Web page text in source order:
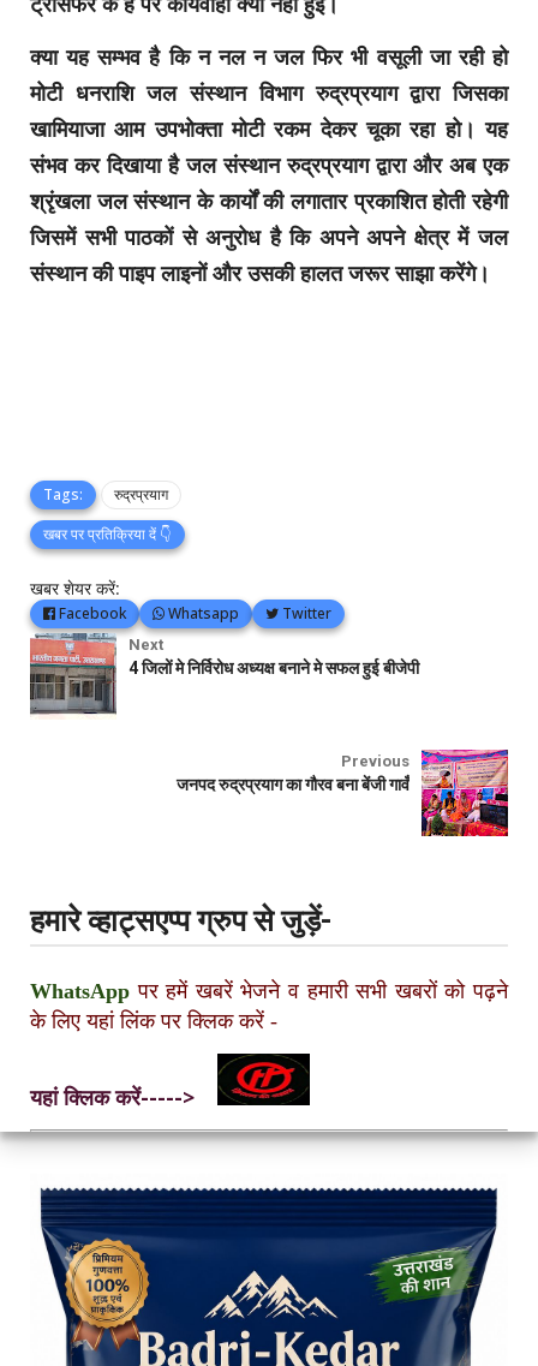
क्या यह सम्भव है कि न नल न जल फिर भी वसूली जा रही हो
मोटी धनराशि जल संस्थान विभाग रुद्रप्रयाग द्वारा जिसका
खामियाजा आम उपभोक्ता मोटी रकम देकर चूका रहा हो। यह
संभव कर दिखाया है जल संस्थान रुद्रप्रयाग द्वारा और अब एक
श्रृंखला जल संस्थान के कार्यों की लगातार प्रकाशित होती रहेगी
जिसमें सभी पाठकों से अनुरोध है कि अपने अपने क्षेत्र में जल
संस्थान की पाइप लाइनों और उसकी हालत जरूर साझा करेंगे।
Tags:
रुद्रप्रयाग
खबर पर प्रतिक्रिया दें 👇
खबर शेयर करें:
Facebook Whatsapp Twitter
Next
4 जिलों मे निर्विरोध अध्यक्ष बनाने मे सफल हुई बीजेपी
Previous
जनपद रुद्रप्रयाग का गौरव बना बेंजी गावँ
हमारे व्हाट्सएप्प ग्रुप से जुड़ें-
WhatsApp पर हमें खबरें भेजने व हमारी सभी खबरों को पढ़ने
के लिए यहां लिंक पर क्लिक करें -
यहां क्लिक करें----->